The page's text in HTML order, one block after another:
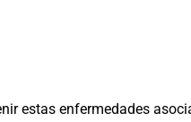
estas enfermedades